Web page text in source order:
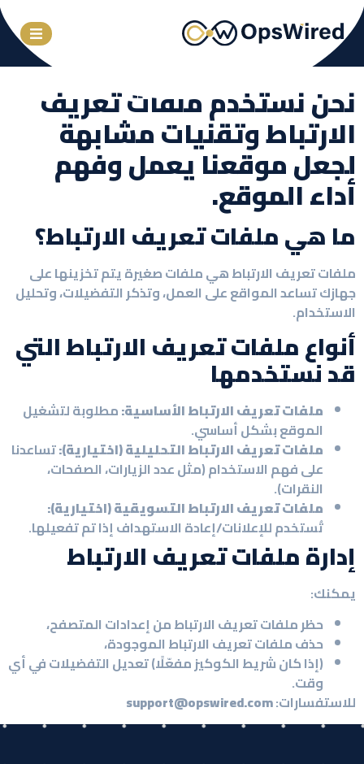
نحن نستخدم ملفات تعريف
الارتباط وتقنيات مشابهة
لجعل موقعنا يعمل وفهم
أداء الموقع.
ما هي ملفات تعريف الارتباط؟
ملفات تعريف الارتباط هي ملفات صغيرة يتم تخزينها على
جهازك تساعد المواقع على العمل، وتذكر التفضيلات، وتحليل
الاستخدام.
أنواع ملفات تعريف الارتباط التي
قد نستخدمها
ملفات تعريف الارتباط الأساسية:مطلوبة لتشغيل
الموقع بشكل أساسي.
ملفات تعريف الارتباط التحليلية (اختيارية):تساعدنا
على فهم الاستخدام (مثل عدد الزيارات، الصفحات،
النقرات).
ملفات تعريف الارتباط التسويقية (اختيارية):
تُستخدم للإعلانات/إعادة الاستهداف إذا تم تفعيلها.
إدارة ملفات تعريف الارتباط
يمكنك:
حظر ملفات تعريف الارتباط من إعدادات المتصفح،
حذف ملفات تعريف الارتباط الموجودة،
(إذا كان شريط الكوكيز مفعّلًا) تعديل التفضيلات في أي
وقت.
للاستفسارات:support@opswired.com